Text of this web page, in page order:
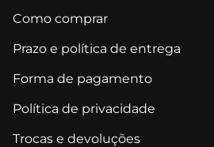
Como comprar
Prazo e política de entrega
Forma de pagamento
Política de privacidade
Trocas e devoluções